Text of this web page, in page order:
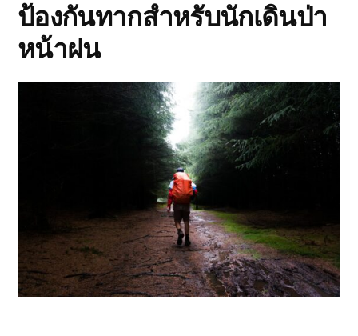
แห่ง
ไอซ์
ป้องกันทากสำหรับนักเดินป่า
หน้าฝน